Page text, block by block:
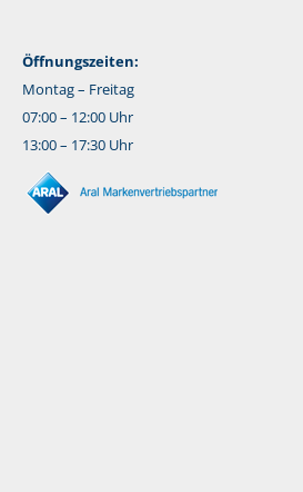
Öffnungszeiten:
Montag – Freitag
07:00 – 12:00 Uhr
13:00 – 17:30 Uhr